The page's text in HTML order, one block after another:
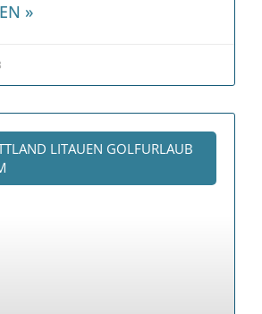
»
LITAUEN GOLFURLAUB